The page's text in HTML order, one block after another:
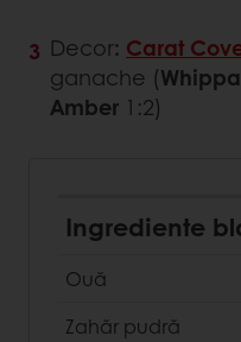
Decor: Carat
ganache (
Amber 1:2)
Ingrediente
Ouă
Zahăr pudră